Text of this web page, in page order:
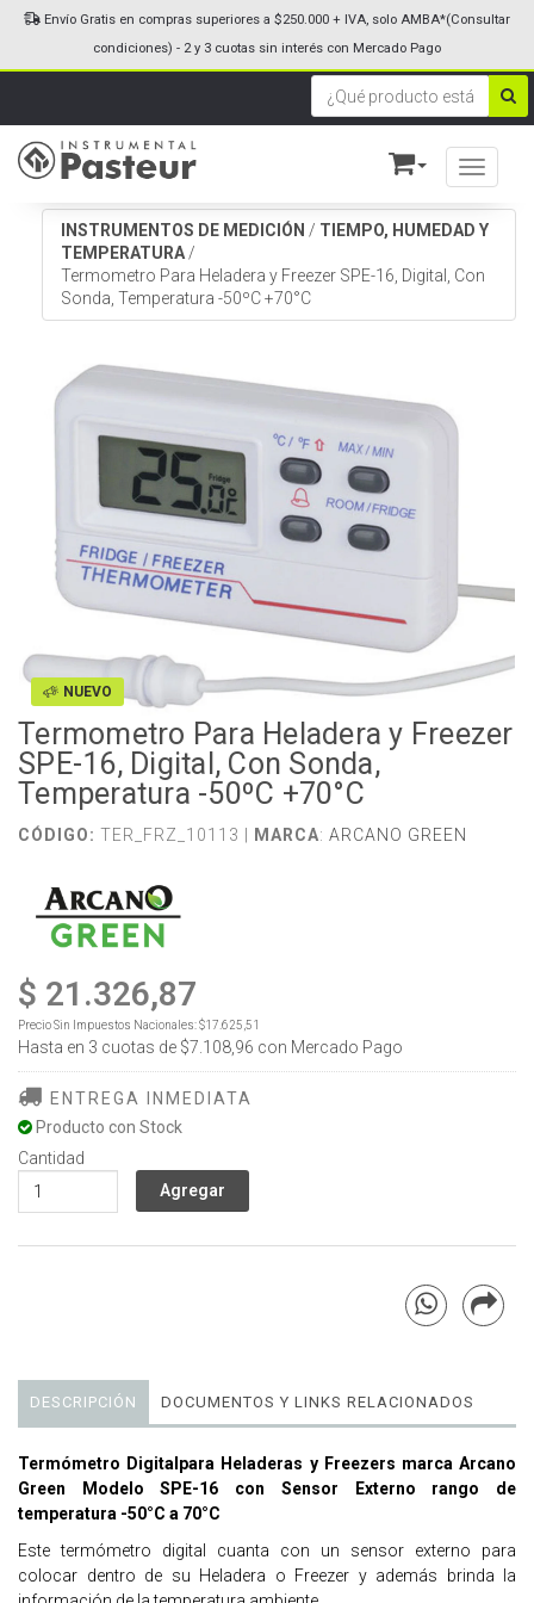
Toggle
Envío Gratis en compras superiores a $250.000 + IVA, solo AMBA*(Consultar
condiciones) - 2 y 3 cuotas sin interés con Mercado Pago
INSTRUMENTOS DE MEDICIÓN / TIEMPO, HUMEDAD Y
TEMPERATURA /
Termometro Para Heladera y Freezer SPE-16, Digital, Con
Sonda, Temperatura -50ºC +70°C
NUEVO
Termometro Para Heladera y Freezer
SPE-16, Digital, Con Sonda,
Temperatura -50ºC +70°C
CÓDIGO: TER_FRZ_10113 | MARCA: ARCANO GREEN
$ 21.326,87
Precio Sin Impuestos Nacionales:$17.625,51
Hasta en 3 cuotas de $7.108,96 con Mercado Pago
ENTREGA INMEDIATA
Producto con Stock
Cantidad
DESCRIPCIÓN DOCUMENTOS Y LINKS RELACIONADOS
Termómetro Digitalpara Heladeras y Freezers marca Arcano
Green Modelo SPE-16 con Sensor Externo rango de
temperatura -50°C a 70°C
Este termómetro digital cuanta con un sensor externo para
colocar dentro de su Heladera o Freezer y además brinda la